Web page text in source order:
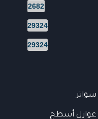
2682
29324
29324
سواتر
عوازل أسطح